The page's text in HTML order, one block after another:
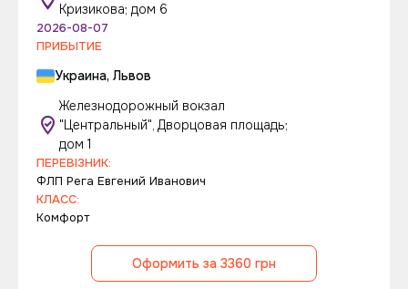
Кризикова; дом 6
2026-08-07
ПРИБЫТИЕ
Украина, Львов
Железнодорожный вокзал
"Центральный", Дворцовая площадь;
дом 1
ПЕРЕВІЗНИК:
ФЛП Рега Евгений Иванович
КЛАСС:
Комфорт
Оформить за 3360 грн